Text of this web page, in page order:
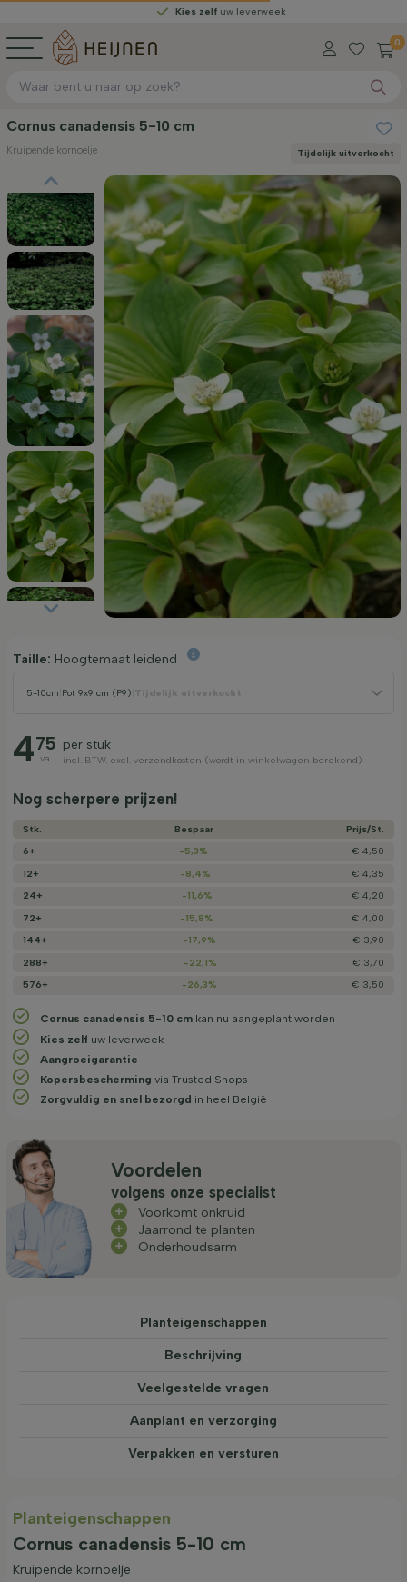
Kies zelfuw leverweek
0
Cornus canadensis 5-10 cm
Kruipende kornoelje Tijdelijk uitverkocht
Taille: Hoogtemaat leidend
5-10cm Pot 9x9 cm (P9)
475
va
per stuk
incl. BTW. excl. verzendkosten (wordt in winkelwagen berekend)
Nog scherpere prijzen!
Stk. Bespaar
Prijs/­St.
6+
-5,3%
€ 4,50
12+
-8,4%
€ 4,35
24+
-11,6%
€ 4,20
72+
-15,8%
€ 4,00
144+
-17,9%
€ 3,90
288+
-22,1%
€ 3,70
576+
-26,3% € 3,50
Cornus canadensis 5-10 cm kan nu aangeplant worden
Kies zelf uw leverweek
Aangroeigarantie
Kopersbescherming via Trusted Shops
Zorgvuldig en snel bezorgd in heel België
Voordelen
volgens onze specialist
Voorkomt onkruid
Jaarrond te planten
Onderhoudsarm
Planteigenschappen
Beschrijving
Veelgestelde vragen
Aanplant en verzorging
Verpakken en versturen
Planteigenschappen
Cornus canadensis 5-10 cm
Kruipende kornoelje